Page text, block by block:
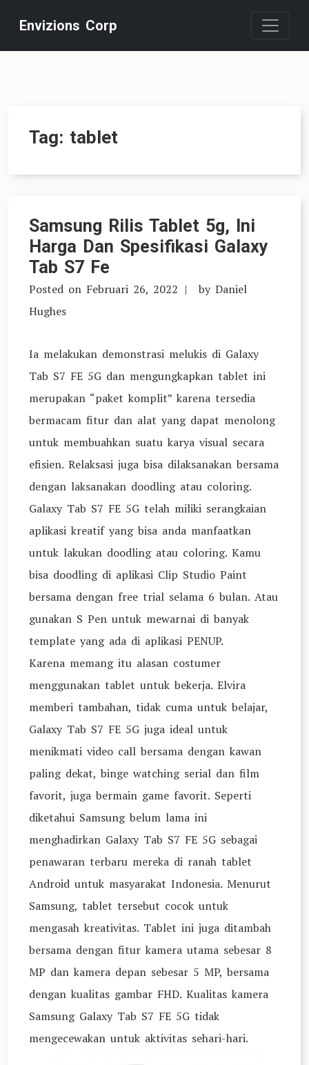
content
Envizions Corp
Tag: tablet
Samsung Rilis Tablet 5g, Ini
Harga Dan Spesifikasi Galaxy
Tab S7 Fe
Posted on Februari 26, 2022 by Daniel
Hughes
Ia melakukan demonstrasi melukis di Galaxy
Tab S7 FE 5G dan mengungkapkan tablet ini
merupakan “paket komplit” karena tersedia
bermacam fitur dan alat yang dapat menolong
untuk membuahkan suatu karya visual secara
efisien. Relaksasi juga bisa dilaksanakan bersama
dengan laksanakan doodling atau coloring.
Galaxy Tab S7 FE 5G telah miliki serangkaian
aplikasi kreatif yang bisa anda manfaatkan
untuk lakukan doodling atau coloring. Kamu
bisa doodling di aplikasi Clip Studio Paint
bersama dengan free trial selama 6 bulan. Atau
gunakan S Pen untuk mewarnai di banyak
template yang ada di aplikasi PENUP.
Karena memang itu alasan costumer
menggunakan tablet untuk bekerja. Elvira
memberi tambahan, tidak cuma untuk belajar,
Galaxy Tab S7 FE 5G juga ideal untuk
menikmati video call bersama dengan kawan
paling dekat, binge watching serial dan film
favorit, juga bermain game favorit. Seperti
diketahui Samsung belum lama ini
menghadirkan Galaxy Tab S7 FE 5G sebagai
penawaran terbaru mereka di ranah tablet
Android untuk masyarakat Indonesia. Menurut
Samsung, tablet tersebut cocok untuk
mengasah kreativitas. Tablet ini juga ditambah
bersama dengan fitur kamera utama sebesar 8
MP dan kamera depan sebesar 5 MP, bersama
dengan kualitas gambar FHD. Kualitas kamera
Samsung Galaxy Tab S7 FE 5G tidak
mengecewakan untuk aktivitas sehari-hari.